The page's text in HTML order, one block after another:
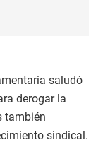
saludó
derogar la
también
sindical.